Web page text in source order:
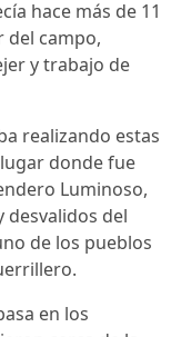
hace más de 11
del campo,
y trabajo de
realizando estas
donde fue
Luminoso,
desvalidos del
de los pueblos
en los